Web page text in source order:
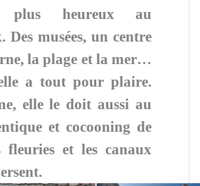
heureux au
Des musées, un centre
la plage et la mer…
a tout pour plaire.
elle le doit aussi au
et cocooning de
fleuries et les canaux